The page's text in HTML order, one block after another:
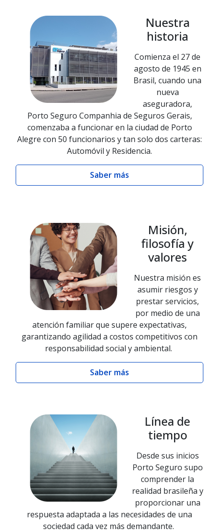
Nuestra
historia
Comienza el 27 de
agosto de 1945 en
Brasil, cuando una
nueva
aseguradora,
Porto Seguro Companhia de Seguros Gerais,
comenzaba a funcionar en la ciudad de Porto
Alegre con 50 funcionarios y tan solo dos carteras:
Automóvil y Residencia.
Saber más
Misión,
filosofía y
valores
Nuestra misión es
asumir riesgos y
prestar servicios,
por medio de una
atención familiar que supere expectativas,
garantizando agilidad a costos competitivos con
responsabilidad social y ambiental.
Saber más
Línea de
tiempo
Desde sus inicios
Porto Seguro supo
comprender la
realidad brasileña y
proporcionar una
respuesta adaptada a las necesidades de una
sociedad cada vez más demandante.